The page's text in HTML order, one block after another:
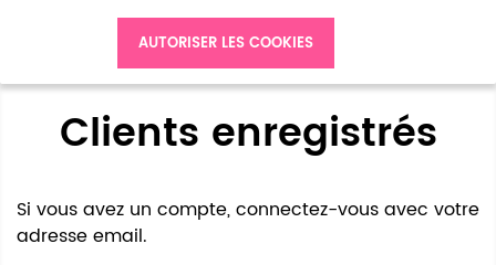
AUTORISER LES COOKIES
Accès client
Clients enregistrés
Si vous avez un compte, connectez-vous avec votre
adresse email.